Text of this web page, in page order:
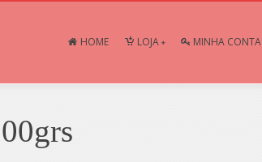
HOME LOJA MINHA CONTA